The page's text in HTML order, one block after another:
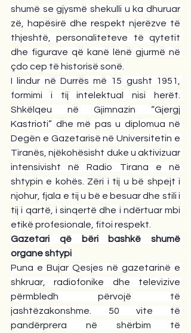
shumë se gjysmë shekulli u ka dhuruar
zë, hapësirë dhe respekt njerëzve të
thjeshtë, personaliteteve të qytetit
dhe figurave që kanë lënë gjurmë në
çdo cep të historisë sonë.
I lindur në Durrës më 15 gusht 1951,
formimi i tij intelektual nisi herët.
Shkëlqeu në Gjimnazin “Gjergj
Kastrioti” dhe më pas u diplomua në
Degën e Gazetarisë në Universitetin e
Tiranës, njëkohësisht duke u aktivizuar
intensivisht në Radio Tirana e në
shtypin e kohës. Zëri i tij u bë shpejt i
njohur, fjala e tij u bë e besuar dhe stili i
tij i qartë, i sinqertë dhe i ndërtuar mbi
etikë profesionale, fitoi respekt.
Gazetari që bëri bashkë shumë
organe shtypi
Puna e Bujar Qesjes në gazetarinë e
shkruar, radiofonike dhe televizive
përmbledh përvojë të
jashtëzakonshme. 50 vite të
pandërprera në shërbim të